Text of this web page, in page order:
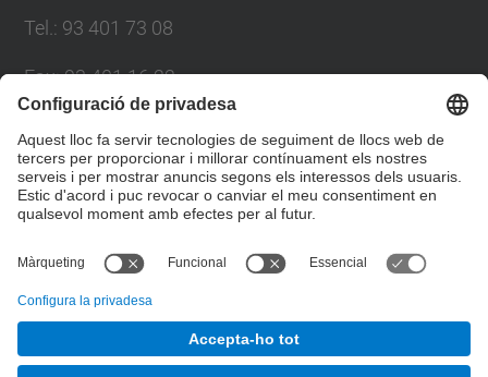
Tel. : 93 401 73 08
Fax:93 401 16 22
Directori UPC
Formulari de contacte
Servei de Desenvolupament Professional. SDP.